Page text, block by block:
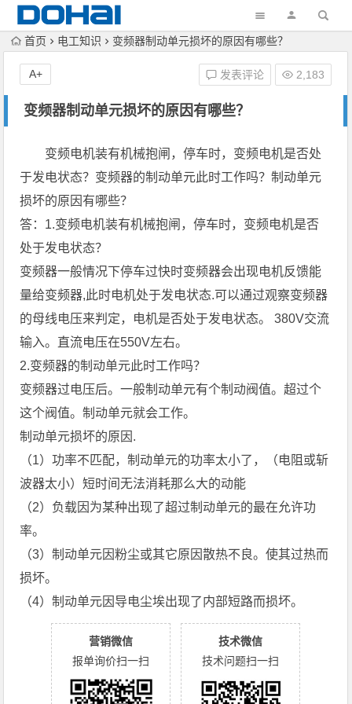
首页 电工知识 变频器制动单元损坏的原因有哪些？
变频器制动单元损坏的原因有哪些？
发表评论 2,183
A+
变频电机装有机械抱闸，停车时，变频电机是否处
于发电状态？变频器的制动单元此时工作吗？制动单元
损坏的原因有哪些？
答：1.变频电机装有机械抱闸，停车时，变频电机是否
处于发电状态？
变频器一般情况下停车过快时变频器会出现电机反馈能
量给变频器,此时电机处于发电状态.可以通过观察变频器
的母线电压来判定，电机是否处于发电状态。 380V交流
输入。直流电压在550V左右。
2.变频器的制动单元此时工作吗？
变频器过电压后。一般制动单元有个制动阀值。超过个
这个阀值。制动单元就会工作。
制动单元损坏的原因.
（1）功率不匹配，制动单元的功率太小了，（电阻或斩
波器太小）短时间无法消耗那么大的动能
（2）负载因为某种出现了超过制动单元的最在允许功
率。
（3）制动单元因粉尘或其它原因散热不良。使其过热而
损坏。
（4）制动单元因导电尘埃出现了内部短路而损坏。
营销微信
报单询价扫一扫
技术微信
技术问题扫一扫